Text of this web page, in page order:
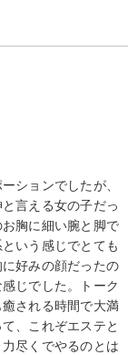
ションでしたが、
言える女の子だっ
胸に細い腕と脚で
いう感じでとても
好みの顔だったの
じでした。トーク
される時間で大満
、これぞエステと
尽くでやるのとは